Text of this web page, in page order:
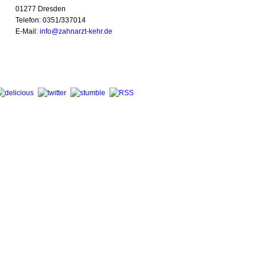
01277 Dresden
Telefon: 0351/337014
E-Mail: info@zahnarzt-kehr.de